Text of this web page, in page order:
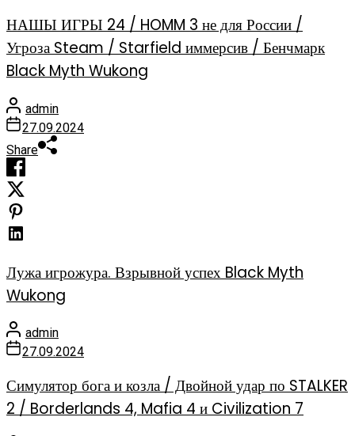
НАШЫ ИГРЫ 24 / HOMM 3 не для России /
Угроза Steam / Starfield иммерсив / Бенчмарк
Black Myth Wukong
admin
27.09.2024
Share
Лужа игрожура. Взрывной успех Black Myth
Wukong
admin
27.09.2024
Симулятор бога и козла / Двойной удар по STALKER
2 / Borderlands 4, Mafia 4 и Civilization 7